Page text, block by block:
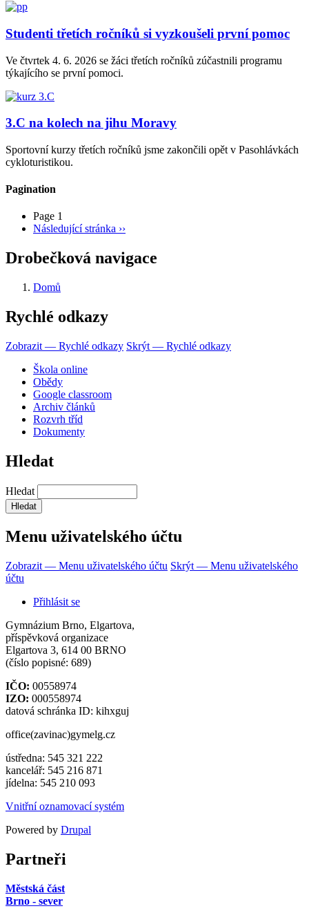
Studenti třetích ročníků si vyzkoušeli první pomoc
Ve čtvrtek 4. 6. 2026 se žáci třetích ročníků zúčastnili programu
týkajícího se první pomoci.
3.C na kolech na jihu Moravy
Sportovní kurzy třetích ročníků jsme zakončili opět v Pasohlávkách
cykloturistikou.
Pagination
Page 1
Následující stránka ››
Drobečková navigace
Domů
Rychlé odkazy
Zobrazit — Rychlé odkazy Skrýt — Rychlé odkazy
Škola online
Obědy
Google classroom
Archiv článků
Rozvrh tříd
Dokumenty
Hledat
Hledat
Menu uživatelského účtu
Zobrazit — Menu uživatelského účtu Skrýt — Menu uživatelského
účtu
Přihlásit se
Gymnázium Brno, Elgartova,
příspěvková organizace
Elgartova 3, 614 00 BRNO
(číslo popisné: 689)
IČO: 00558974
IZO: 000558974
datová schránka ID: kihxguj
office(zavinac)gymelg.cz
ústředna: 545 321 222
kancelář: 545 216 871
jídelna: 545 210 093
Vnitřní oznamovací systém
Powered by Drupal
Partneři
Městská část
Brno - sever